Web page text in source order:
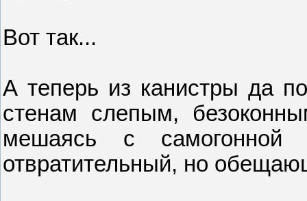
Вот так...
А теперь из канистры да
стенам слепым,
мешаясь с
отвратительный, но